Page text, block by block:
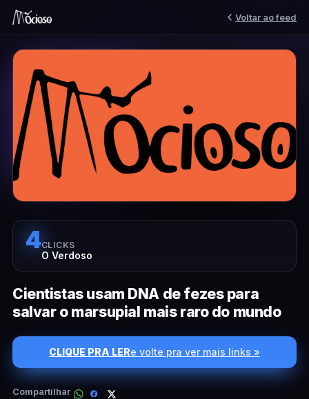
Voltar ao feed
4CLICKS
O Verdoso
Cientistas usam DNA de fezes para
salvar o marsupial mais raro do mundo
CLIQUE PRA LERe volte pra ver mais links »
Compartilhar